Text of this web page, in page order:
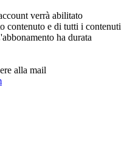
verrà abilitato
contenuto e di tutti i contenuti
ha durata
alla mail